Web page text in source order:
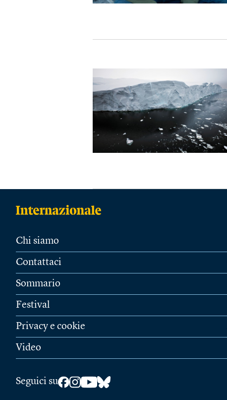
Chi siamo
Contattaci
Sommario
Festival
Privacy e cookie
Video
Seguici su